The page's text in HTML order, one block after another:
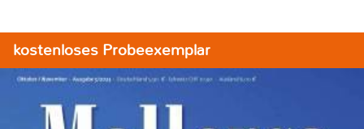
kostenloses Probeexemplar